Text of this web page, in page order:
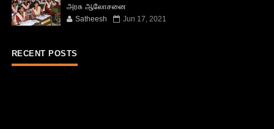
அரசு ஆலோசனை
Satheesh Jun 17, 2021
RECENT POSTS